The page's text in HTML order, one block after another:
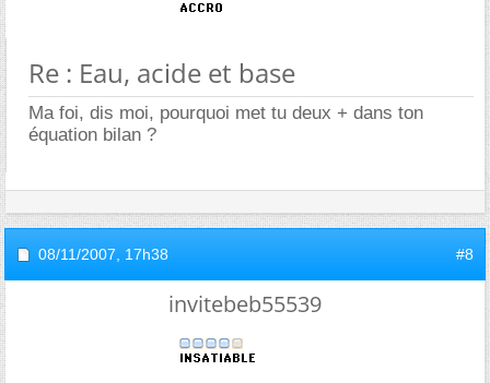
Re : Eau, acide et base
Ma foi, dis moi, pourquoi met tu deux + dans ton
équation bilan ?
08/11/2007, 17h38 #8
invitebeb55539